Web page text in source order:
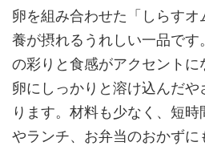
卵を組み合わせた「しらす
養が摂れるうれしい一品で
の彩りと食感がアクセント
卵にしっかりと溶け込んだ
ります。材料も少なく、短
やランチ、お弁当のおかずに